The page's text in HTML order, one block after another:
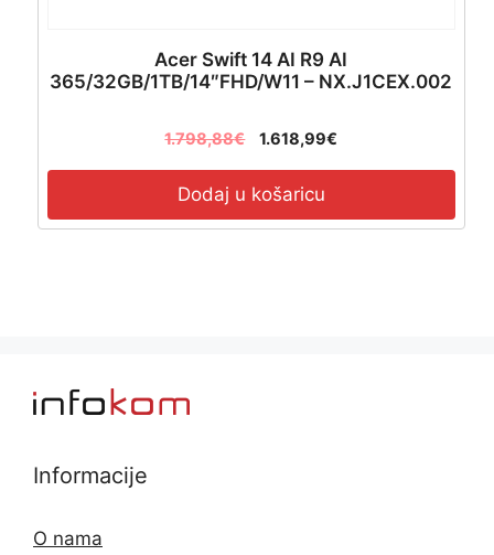
Acer Swift 14 AI R9 AI
365/32GB/1TB/14″FHD/W11 – NX.J1CEX.002
1.798,88€ 1.618,99€
Dodaj u košaricu
Informacije
O nama